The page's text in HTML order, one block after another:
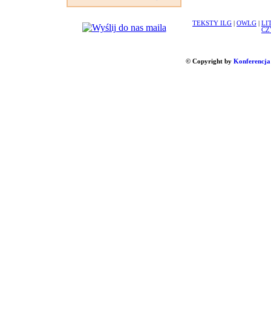
TEKSTY ILG OWLG
© Copyright by Konferencja